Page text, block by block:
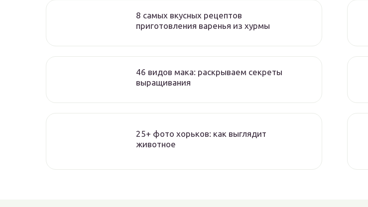
8 самых вкусных рецептов
приготовления варенья из хурмы
46 видов мака: раскрываем секреты
выращивания
25+ фото хорьков: как выглядит
животное